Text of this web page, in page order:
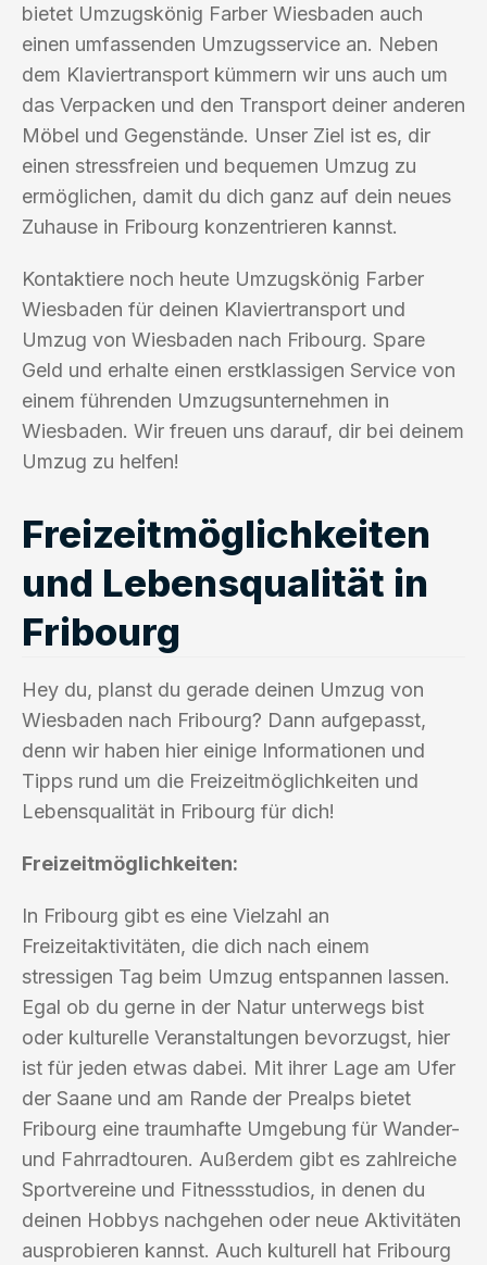
bietet Umzugskönig Farber Wiesbaden auch
einen umfassenden Umzugsservice an. Neben
dem Klaviertransport kümmern wir uns auch um
das Verpacken und den Transport deiner anderen
Möbel und Gegenstände. Unser Ziel ist es, dir
einen stressfreien und bequemen Umzug zu
ermöglichen, damit du dich ganz auf dein neues
Zuhause in Fribourg konzentrieren kannst.
Kontaktiere noch heute Umzugskönig Farber
Wiesbaden für deinen Klaviertransport und
Umzug von Wiesbaden nach Fribourg. Spare
Geld und erhalte einen erstklassigen Service von
einem führenden Umzugsunternehmen in
Wiesbaden. Wir freuen uns darauf, dir bei deinem
Umzug zu helfen!
Freizeitmöglichkeiten
und Lebensqualität in
Fribourg
Hey du, planst du gerade deinen Umzug von
Wiesbaden nach Fribourg? Dann aufgepasst,
denn wir haben hier einige Informationen und
Tipps rund um die Freizeitmöglichkeiten und
Lebensqualität in Fribourg für dich!
Freizeitmöglichkeiten:
In Fribourg gibt es eine Vielzahl an
Freizeitaktivitäten, die dich nach einem
stressigen Tag beim Umzug entspannen lassen.
Egal ob du gerne in der Natur unterwegs bist
oder kulturelle Veranstaltungen bevorzugst, hier
ist für jeden etwas dabei. Mit ihrer Lage am Ufer
der Saane und am Rande der Prealps bietet
Fribourg eine traumhafte Umgebung für Wander-
und Fahrradtouren. Außerdem gibt es zahlreiche
Sportvereine und Fitnessstudios, in denen du
deinen Hobbys nachgehen oder neue Aktivitäten
ausprobieren kannst. Auch kulturell hat Fribourg